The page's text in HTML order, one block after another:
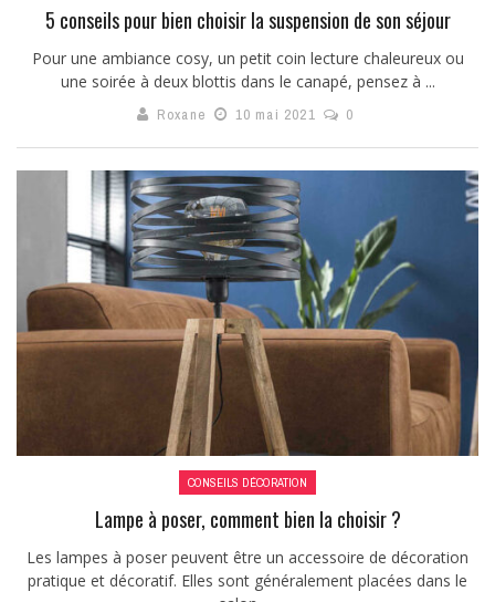
5 conseils pour bien choisir la suspension de son séjour
Pour une ambiance cosy, un petit coin lecture chaleureux ou
une soirée à deux blottis dans le canapé, pensez à ...
Roxane 10 mai 2021 0
CONSEILS DÉCORATION
Lampe à poser, comment bien la choisir ?
Les lampes à poser peuvent être un accessoire de décoration
pratique et décoratif. Elles sont généralement placées dans le